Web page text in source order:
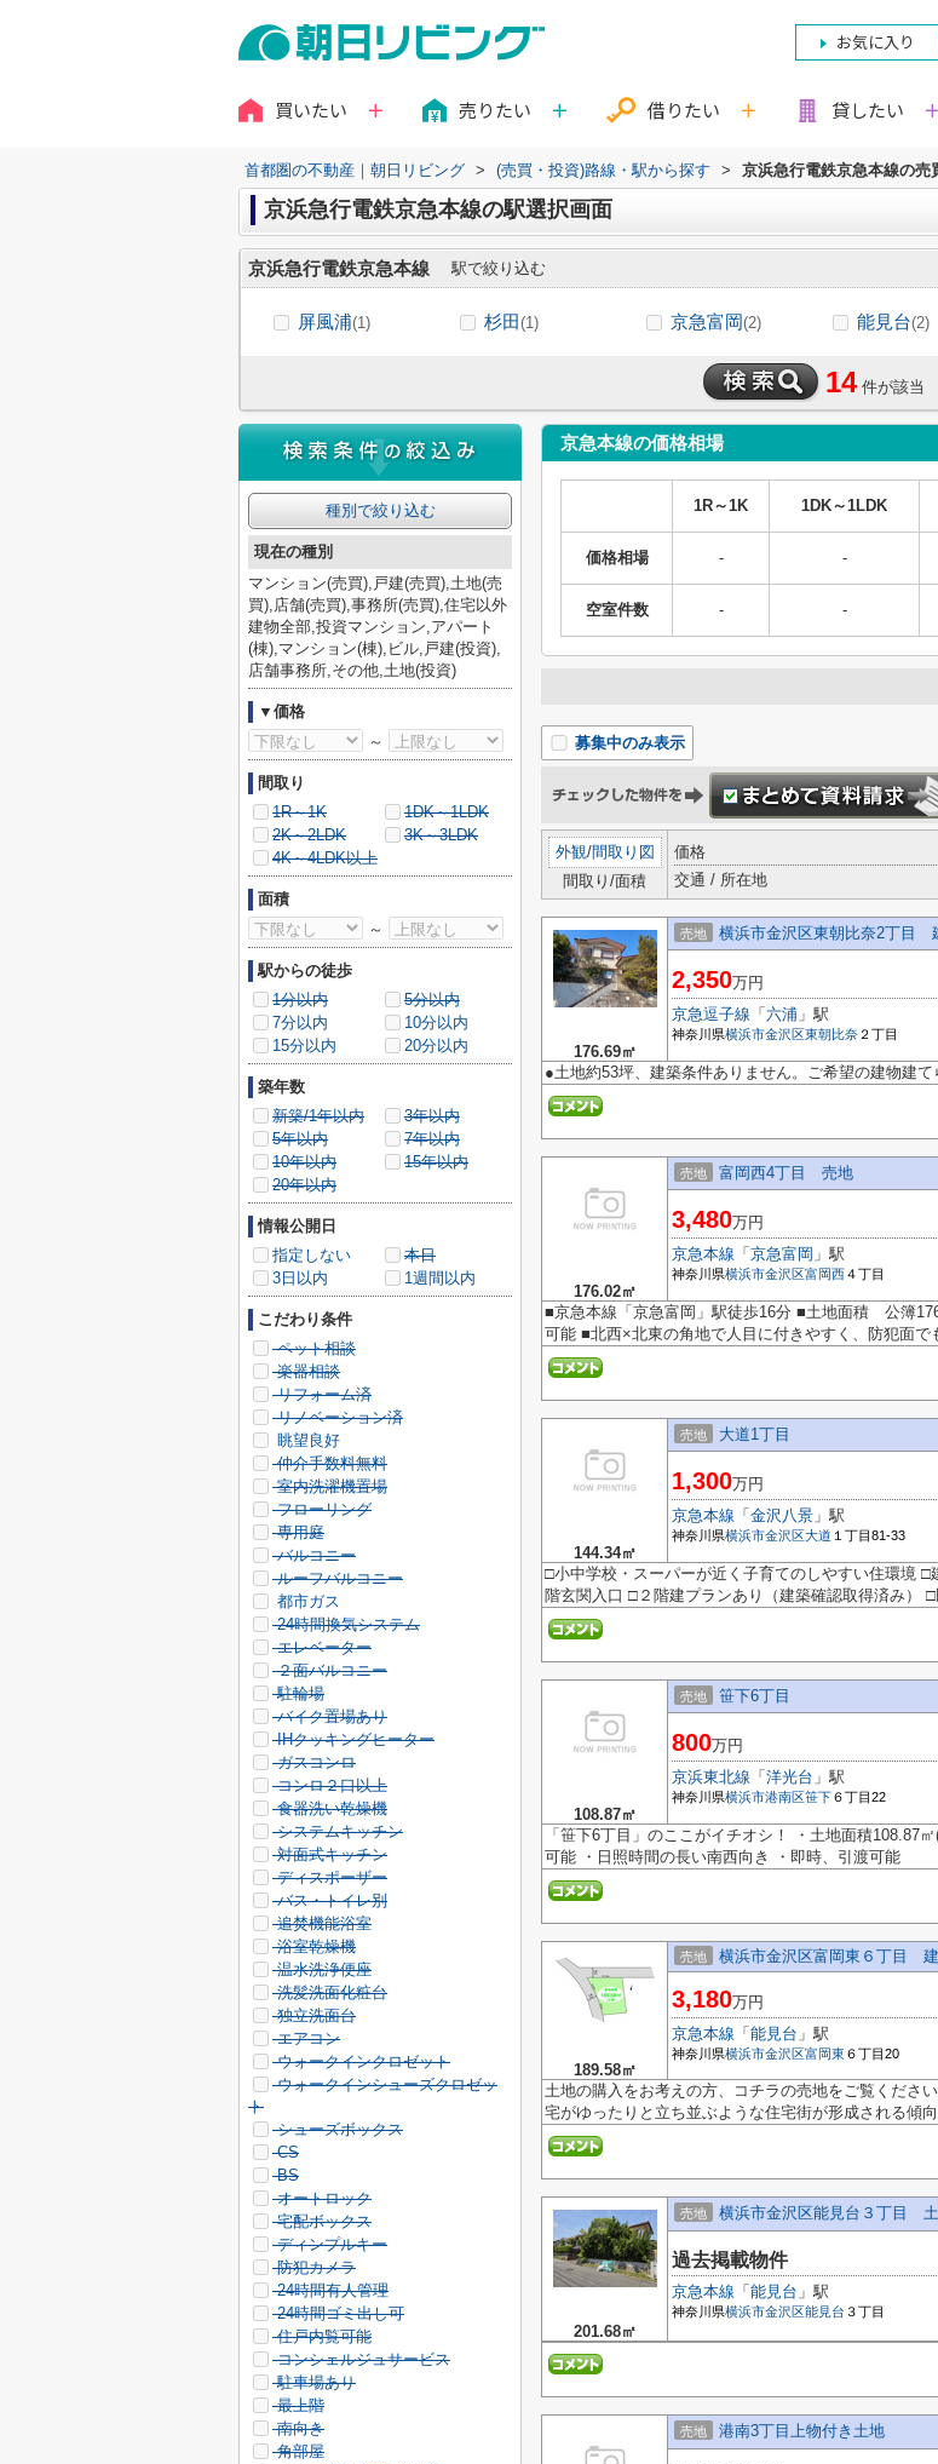
お気に入り
買いたい 売りたい 借りたい 貸したい
首都圏の不動産｜朝日リビング > (売買・投資)路線・駅から探す > 京浜急行電鉄京急本線の売
京浜急行電鉄京急本線の駅選択画面
京浜急行電鉄京急本線 駅で絞り込む
屏風浦(1) 杉田(1) 京急富岡(2) 能見台(2)
14 件が該当
京急本線の価格相場
1R～1K 1DK～1LDK
価格相場 - -
空室件数 - -
募集中のみ表示
外観/間取り図
間取り/面積
価格
交通 / 所在地
176.69㎡
売地 横浜市金沢区東朝比奈2丁目
2,350万円
京急逗子線 「 六浦 」駅
神奈川県横浜市金沢区東朝比奈 ２丁目
●土地約53坪、建築条件ありません。ご希望の建物建
176.02㎡
売地 富岡西4丁目 売地
3,480万円
京急本線 「 京急富岡 」駅
神奈川県横浜市金沢区富岡西４丁目
■京急本線「京急富岡」駅徒歩16分 ■土地面積 公簿
可能 ■北西×北東の角地で人目に付きやすく、防犯面で
144.34㎡
売地 大道1丁目
1,300万円
京急本線 「 金沢八景 」駅
神奈川県横浜市金沢区大道 １丁目81-33
□小中学校・スーパーが近く子育てのしやすい住環境
階玄関入口 □２階建プランあり（建築確認取得済み）
108.87㎡
売地 笹下6丁目
800万円
京浜東北線 「 洋光台 」駅
神奈川県横浜市港南区笹下６丁目22
「笹下6丁目」のここがイチオシ！ ・土地面積108.87
可能 ・日照時間の長い南西向き ・即時、引渡可能
189.58㎡
売地 横浜市金沢区富岡東６丁目
3,180万円
京急本線 「 能見台 」駅
神奈川県横浜市金沢区富岡東６丁目20
土地の購入をお考えの方、コチラの売地をご覧くださ
宅がゆったりと立ち並ぶような住宅街が形成される傾
201.68㎡
売地 横浜市金沢区能見台３丁目
過去掲載物件
京急本線 「 能見台 」駅
神奈川県横浜市金沢区能見台 ３丁目
売地 港南3丁目上物付き土地
種別で絞り込む
現在の種別
マンション(売買),戸建(売買),土地(売
買),店舗(売買),事務所(売買),住宅以外
建物全部,投資マンション,アパート
(棟),マンション(棟),ビル,戸建(投資),
店舗事務所,その他,土地(投資)
▼価格
～
間取り
1R～1K
1DK～1LDK
2K～2LDK
3K～3LDK
4K～4LDK以上
面積
～
駅からの徒歩
1分以内
5分以内
7分以内
10分以内
15分以内
20分以内
築年数
新築/1年以内
3年以内
5年以内
7年以内
10年以内
15年以内
20年以内
情報公開日
指定しない
本日
3日以内
1週間以内
こだわり条件
ペット相談
楽器相談
リフォーム済
リノベーション済
眺望良好
仲介手数料無料
室内洗濯機置場
フローリング
専用庭
バルコニー
ルーフバルコニー
都市ガス
24時間換気システム
エレベーター
２面バルコニー
駐輪場
バイク置場あり
IHクッキングヒーター
ガスコンロ
コンロ２口以上
食器洗い乾燥機
システムキッチン
対面式キッチン
ディスポーザー
バス・トイレ別
追焚機能浴室
浴室乾燥機
温水洗浄便座
洗髪洗面化粧台
独立洗面台
エアコン
ウォークインクロゼット
ウォークインシューズクロゼッ
ト
シューズボックス
CS
BS
オートロック
宅配ボックス
ディンプルキー
防犯カメラ
24時間有人管理
24時間ゴミ出し可
住戸内覧可能
コンシェルジュサービス
駐車場あり
最上階
南向き
角部屋